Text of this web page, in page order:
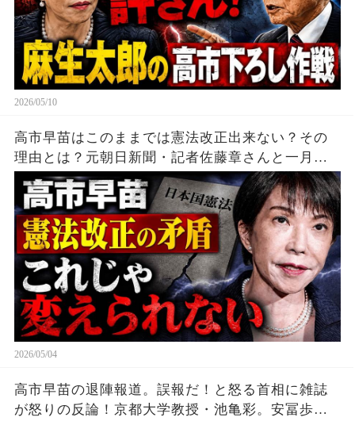
2026/05/10
高市早苗はこのままでは憲法改正出来ない？その
理由とは？元朝日新聞・記者佐藤章さんと一月万
冊
2026/05/04
高市早苗の退陣報道。誤報だ！と怒る首相に雑誌
が怒りの反論！京都大学教授・池亀彩。安冨歩東